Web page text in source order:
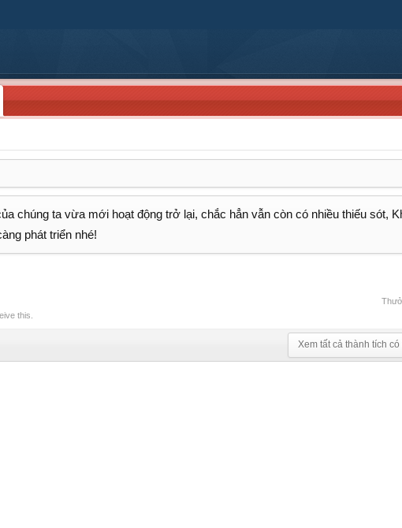
chúng ta vừa mới hoạt động trở lại, chắc hẳn vẫn còn có nhiều thiếu sót,
phát triển nhé!
this.
Xem tất cả thành tích